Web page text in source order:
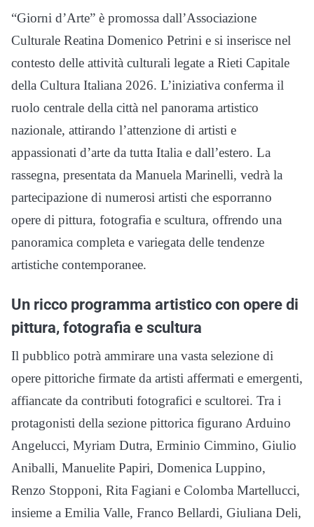
“Giorni d’Arte” è promossa dall’Associazione
Culturale Reatina Domenico Petrini e si inserisce nel
contesto delle attività culturali legate a Rieti Capitale
della Cultura Italiana 2026. L’iniziativa conferma il
ruolo centrale della città nel panorama artistico
nazionale, attirando l’attenzione di artisti e
appassionati d’arte da tutta Italia e dall’estero. La
rassegna, presentata da Manuela Marinelli, vedrà la
partecipazione di numerosi artisti che esporranno
opere di pittura, fotografia e scultura, offrendo una
panoramica completa e variegata delle tendenze
artistiche contemporanee.
Un ricco programma artistico con opere di
pittura, fotografia e scultura
Il pubblico potrà ammirare una vasta selezione di
opere pittoriche firmate da artisti affermati e emergenti,
affiancate da contributi fotografici e scultorei. Tra i
protagonisti della sezione pittorica figurano Arduino
Angelucci, Myriam Dutra, Erminio Cimmino, Giulio
Aniballi, Manuelite Papiri, Domenica Luppino,
Renzo Stopponi, Rita Fagiani e Colomba Martellucci,
insieme a Emilia Valle, Franco Bellardi, Giuliana Deli,